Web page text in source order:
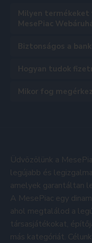
Üdvözölünk a
legújabb és
amelyek garantáltan
A MesePiac egy
ahol megtalálod a
társasjátékokat,
más kategóriát.